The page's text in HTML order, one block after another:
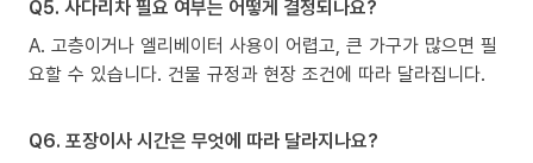
Q5. 사다리차 필요 여부는 어떻게 결정되나요?
A. 고층이거나 엘리베이터 사용이 어렵고, 큰 가구가 많으면 필
요할 수 있습니다. 건물 규정과 현장 조건에 따라 달라집니다.
Q6. 포장이사 시간은 무엇에 따라 달라지나요?